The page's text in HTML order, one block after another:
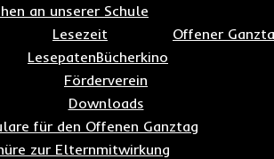
an unserer Schule
Lesezeit
LesepatenBücherkino
Offener
Förderverein
Downloads
für den Offenen Ganztag
zur Elternmitwirkung